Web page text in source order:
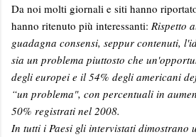
Da noi molti giornali e siti hanno
hanno ritenuto più interessanti: Rispetto
guadagna consensi, seppur contenuti,
sia un problema piuttosto che
degli europei e il 54% degli americani
“un problema", con percentuali in
50% registrati nel 2008.
In tutti i Paesi gli intervistati dimostrano